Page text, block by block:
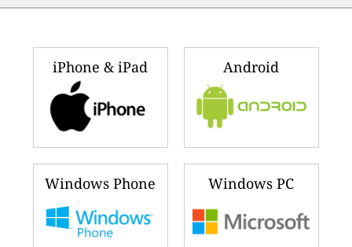
iPhone & iPad Android
Windows Phone Windows PC